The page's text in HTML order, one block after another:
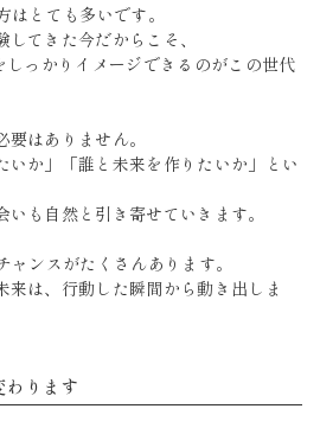
とても多いです。
てきた今だからこそ、
しっかりイメージできるのがこの世代
はありません。
いか」「誰と未来を作りたいか」とい
も自然と引き寄せていきます。
ンスがたくさんあります。
来は、行動した瞬間から動き出しま
ります